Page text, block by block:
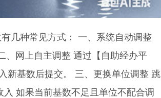
几种常见方式： 一、系统自动调整
、网上自主调整 通过【自助经办平
新基数后提交。 三、更换单位调整 跳
如果当前基数不足且单位不配合调